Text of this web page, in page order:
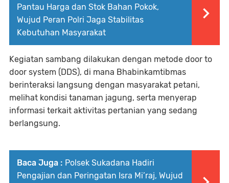
Pantau Harga dan Stok Bahan Pokok,
Wujud Peran Polri Jaga Stabilitas
Kebutuhan Masyarakat
Kegiatan sambang dilakukan dengan metode door to
door system (DDS), di mana Bhabinkamtibmas
berinteraksi langsung dengan masyarakat petani,
melihat kondisi tanaman jagung, serta menyerap
informasi terkait aktivitas pertanian yang sedang
berlangsung.
Baca Juga : Polsek Sukadana Hadiri
Pengajian dan Peringatan Isra Mi’raj, Wujud